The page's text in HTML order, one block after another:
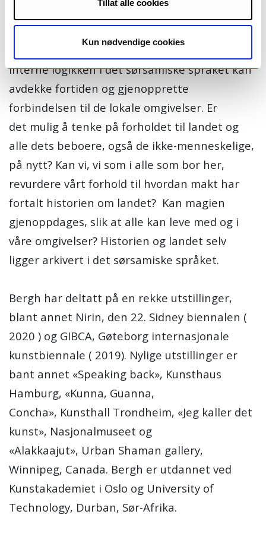
Tillat alle cookies
Kun nødvendige cookies
oss til og forstå verden rundt oss.
Bergh er spesielt opptatt av hvordan den
interne logikken i det sørsamiske språket kan
avdekke fortiden og gjenopprette
forbindelsen til de lokale omgivelser. Er
det mulig å tenke på forholdet til landet og
alle dets beboere, også de ikke-menneskelige,
på nytt? Kan vi, vi som i alle som bor her,
revurdere vårt forhold til hvordan makt har
fortalt historien om landet? Kan magien
gjenoppdages, slik at alle kan leve med og i
våre omgivelser? Historien og landet selv
ligger arkivert i det sørsamiske språket.
Bergh har deltatt på en rekke utstillinger,
blant annet Nirin, den 22. Sidney biennalen (
2020 ) og GIBCA, Gøteborg internasjonale
kunstbiennale ( 2019). Nylige utstillinger er
bant annet «Speaking back», Kunsthaus
Hamburg, «Kunna, Guanna,
Concha», Kunsthall Trondheim, «Jeg kaller det
kunst», Nasjonalmuseet og
«Alakkaajut», Urban Shaman gallery,
Winnipeg, Canada. Bergh er utdannet ved
Kunstakademiet i Oslo og University of
Technology, Durban, Sør-Afrika.